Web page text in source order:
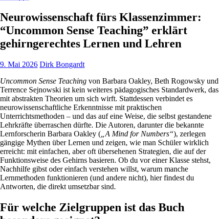
Neurowissenschaft fürs Klassenzimmer:
“Uncommon Sense Teaching” erklärt
gehirngerechtes Lernen und Lehren
9. Mai 2026 Dirk Bongardt
Uncommon Sense Teaching von Barbara Oakley, Beth Rogowsky und
Terrence Sejnowski ist kein weiteres pädagogisches Standardwerk, das
mit abstrakten Theorien um sich wirft. Stattdessen verbindet es
neurowissenschaftliche Erkenntnisse mit praktischen
Unterrichtsmethoden – und das auf eine Weise, die selbst gestandene
Lehrkräfte überraschen dürfte. Die Autoren, darunter die bekannte
Lernforscherin Barbara Oakley ( „A Mind for Numbers“), zerlegen
gängige Mythen über Lernen und zeigen, wie man Schüler wirklich
erreicht: mit einfachen, aber oft übersehenen Strategien, die auf der
Funktionsweise des Gehirns basieren. Ob du vor einer Klasse stehst,
Nachhilfe gibst oder einfach verstehen willst, warum manche
Lernmethoden funktionieren (und andere nicht), hier findest du
Antworten, die direkt umsetzbar sind.
Für welche Zielgruppen ist das Buch